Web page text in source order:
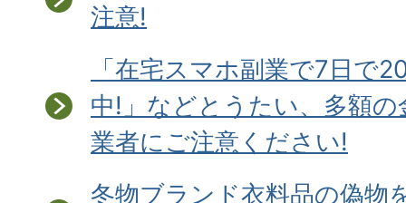
注意!
「在宅スマホ副業で7日で
中!」などとうたい、多額
業者にご注意ください!
冬物ブランド衣料品の偽物